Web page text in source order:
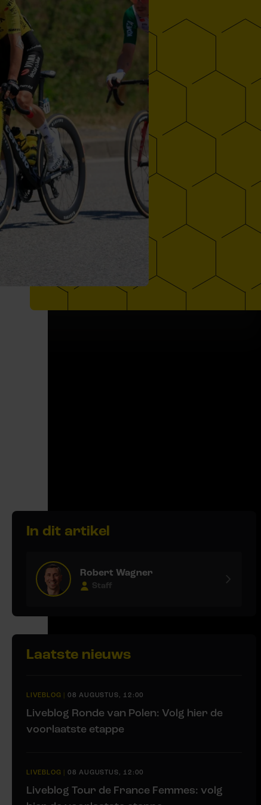
In dit artikel
Robert Wagner
Staff
Laatste nieuws
LIVEBLOG | 08 AUGUSTUS, 12:00
Liveblog Ronde van Polen: Volg hier de
voorlaatste etappe
LIVEBLOG | 08 AUGUSTUS, 12:00
Liveblog Tour de France Femmes: volg